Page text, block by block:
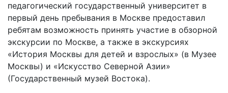
педагогический государственный университет в
первый день пребывания в Москве предоставил
ребятам возможность принять участие в обзорной
экскурсии по Москве, а также в экскурсиях
«История Москвы для детей и взрослых» (в Музее
Москвы) и «Искусство Северной Азии»
(Государственный музей Востока).